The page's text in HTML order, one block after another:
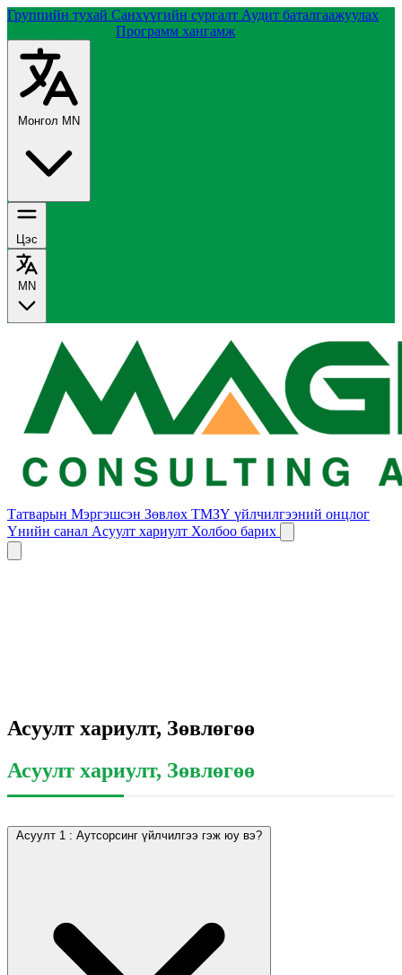
Группийн тухай Санхүүгийн сургалт Аудит баталгаажуулах
Программ хангамж
Монгол MN
Цэс
MN
Татварын Мэргэшсэн Зөвлөх ТМЗҮ үйлчилгээний онцлог
Үнийн санал Асуулт хариулт Холбоо барих
Асуулт хариулт, Зөвлөгөө
Асуулт хариулт, Зөвлөгөө
Асуулт 1 : Аутсорсинг үйлчилгээ гэж юу вэ?